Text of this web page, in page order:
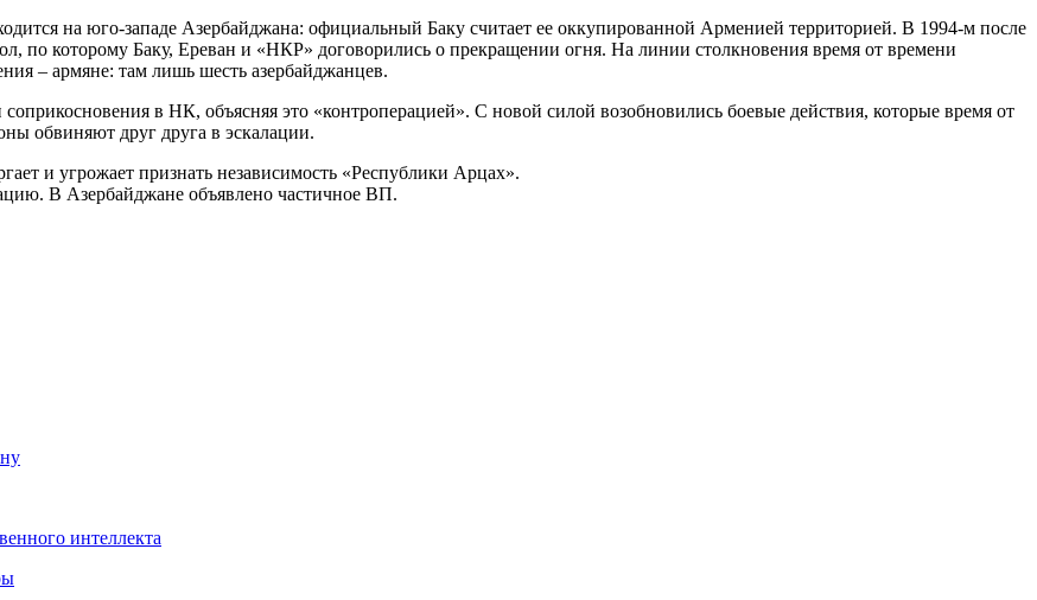
на юго-западе Азербайджана: официальный Баку считает ее оккупированной Арменией территорией. В 1994-м после
по которому Баку, Ереван и «НКР» договорились о прекращении огня. На линии столкновения время от времени
– армяне: там лишь шесть азербайджанцев.
в НК, объясняя это «контроперацией». С новой силой возобновились боевые действия, которые время от
обвиняют друг друга в эскалации.
и угрожает признать независимость «Республики Арцах».
В Азербайджане объявлено частичное ВП.
интеллекта